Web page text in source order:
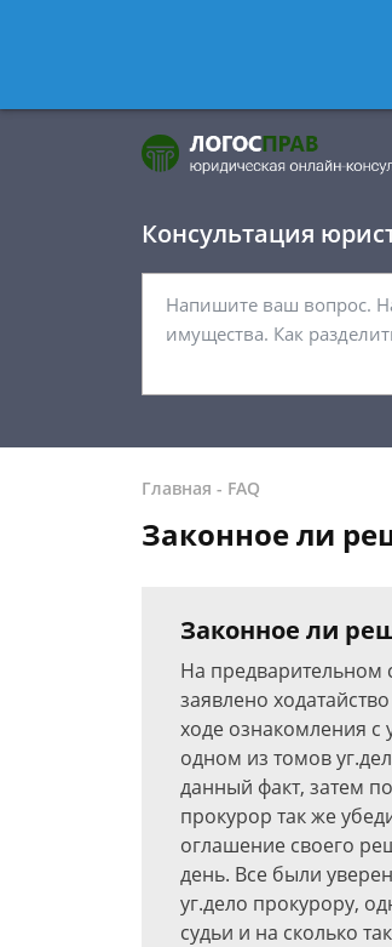
-
Консультация
Главная - FAQ
Законное ли
Законное ли
На предварительном
заявлено
ходе ознакомления с
одном из томов
данный факт, затем
прокурор так же
оглашение своего
день. Все были
уг.дело прокурору,
судьи и на сколько